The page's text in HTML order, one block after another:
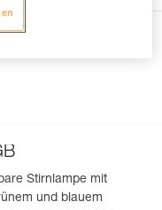
Stirnlampe mit
und blauem